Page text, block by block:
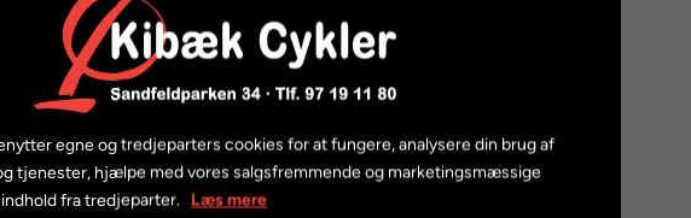
T47/86
til Sram
- Coated
CeramicSpeed T47/86
Inboard krankboks til Sram
DUB Road - Coated
egne og tredjeparters cookies for at fungere, analysere din brug af
tjenester, hjælpe med vores salgsfremmende og marketingsmæssige
fra tredjeparter. Læs mere